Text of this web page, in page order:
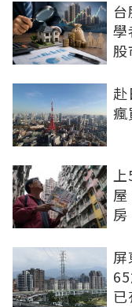
學
股
瘋
房